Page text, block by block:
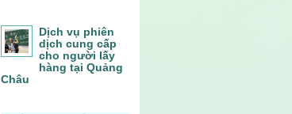
Dịch vụ phiên
dịch cung cấp
cho người lấy
hàng tại Quảng
Châu